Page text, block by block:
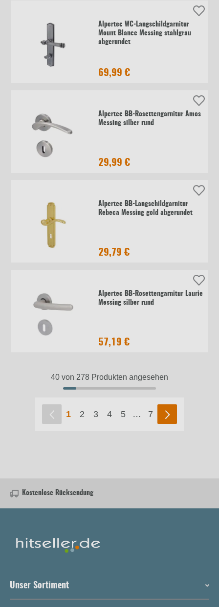
Alpertec WC-Langschildgarnitur
Mount Blance Messing stahlgrau
abgerundet
69,99 €
Alpertec BB-Rosettengarnitur Amos
Messing silber rund
29,99 €
Alpertec BB-Langschildgarnitur
Rebeca Messing gold abgerundet
29,79 €
Alpertec BB-Rosettengarnitur Laurie
Messing silber rund
57,19 €
40 von 278 Produkten angesehen
1 2 3 4 5 … 7
Kostenlose Rücksendung
Unser Sortiment